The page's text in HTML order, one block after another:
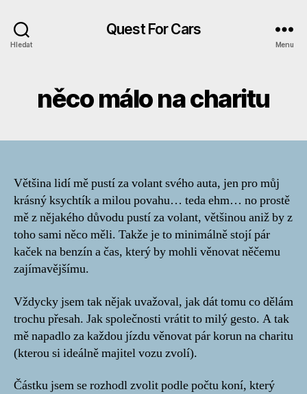
Hledat
Quest For Cars
Menu
něco málo na charitu
Většina lidí mě pustí za volant svého auta, jen pro můj
krásný ksychtík a milou povahu… teda ehm… no prostě
mě z nějakého důvodu pustí za volant, většinou aniž by z
toho sami něco měli. Takže je to minimálně stojí pár
kaček na benzín a čas, který by mohli věnovat něčemu
zajímavějšímu.
Vždycky jsem tak nějak uvažoval, jak dát tomu co dělám
trochu přesah. Jak společnosti vrátit to milý gesto. A tak
mě napadlo za každou jízdu věnovat pár korun na charitu
(kterou si ideálně majitel vozu zvolí).
Částku jsem se rozhodl zvolit podle počtu koní, který